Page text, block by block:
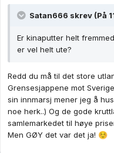
Satan666 skrev (På
Er kinaputter helt
er vel helt ute?
Redd du må til det store
Grensesjappene mot
sin innmarsj mener jeg å
noe herk..) Og de gode
samlemarkedet til høye
Men GØY det var det ja! ☺️